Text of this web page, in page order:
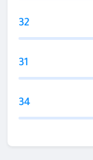
32
31
34